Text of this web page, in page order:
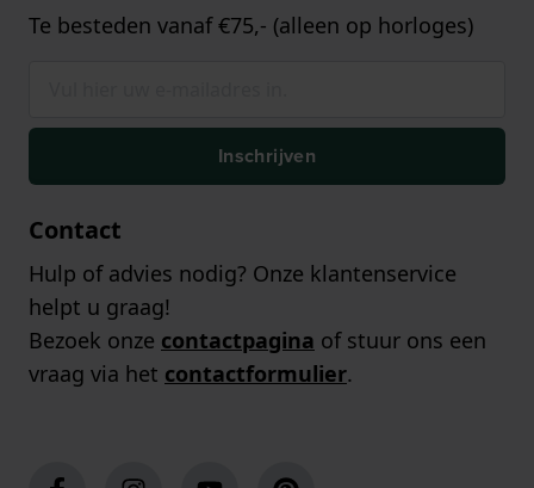
Te besteden vanaf €75,- (alleen op horloges)
Inschrijven
Contact
Hulp of advies nodig? Onze klantenservice
helpt u graag!
Bezoek onze contactpagina of stuur ons een
vraag via het contactformulier.